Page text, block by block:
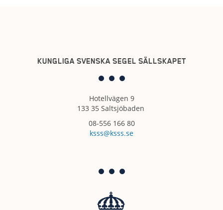
KUNGLIGA SVENSKA SEGEL SÄLLSKAPET
Hotellvägen 9
133 35 Saltsjöbaden
08-556 166 80
ksss@ksss.se